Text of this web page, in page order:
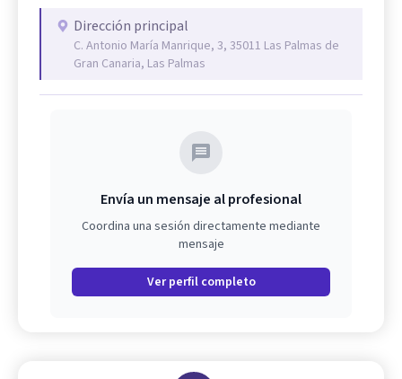
Dirección principal
C. Antonio María Manrique, 3, 35011 Las Palmas de
Gran Canaria, Las Palmas
Envía un mensaje al profesional
Coordina una sesión directamente mediante
mensaje
Ver perfil completo